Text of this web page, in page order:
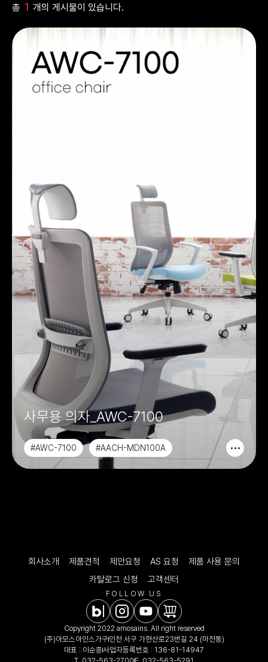
총 1 개의 게시물이 있습니다.
사무용 의자_AWC-7100
#AWC-7100
#AACH-MDN100A
#AACH-MDN200A
회사소개 제품견적 제안요청 AS 요청
제품 사용 문의
카탈로그 신청
고객센터
FOLLOW US
Copyright 2022 amosains. All right reserved
(주)아모스아인스가구인천 서구 가현산로23번길 24 (마전동)
대표 : 이순종사업자등록번호 : 136-81-14947